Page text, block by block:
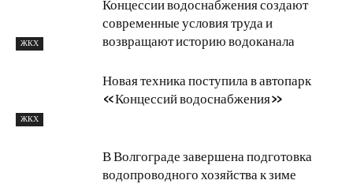
ЖКХ
Концессии водоснабжения создают
современные условия труда и
возвращают историю водоканала
ЖКХ
Новая техника поступила в автопарк
«Концессий водоснабжения»
В Волгограде завершена подготовка
водопроводного хозяйства к зиме